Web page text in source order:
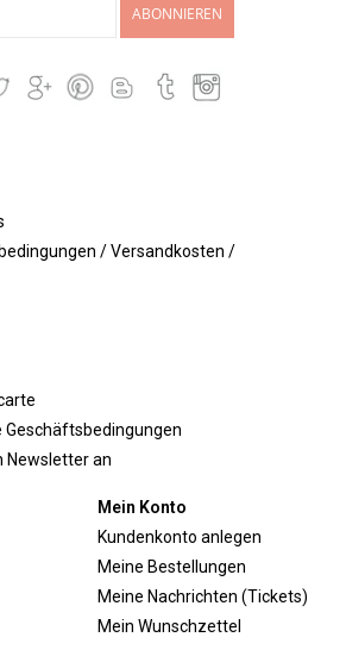
ABONNIEREN
/ Versandkosten /
Newsletter an
Mein Konto
Kundenkonto anlegen
Meine Bestellungen
Meine Nachrichten (Tickets)
Mein Wunschzettel